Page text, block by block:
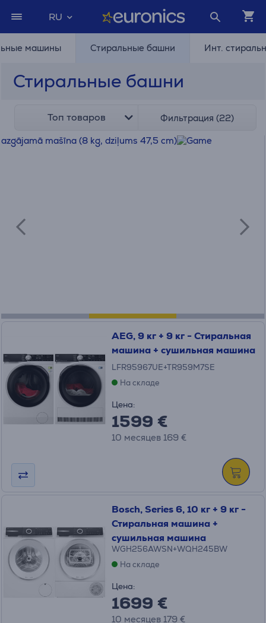
RU
машины Стиральные башни Инт.
Стиральные башни
Топ товаров Фильтрация (22)
AEG, 9 кг + 9 кг - Стиральная
машина + сушильная машина
LFR95967UE+TR959M7SE
На складе
Цена:
1599 €
10 месяцев 169 €
Bosch, Series 6, 10 кг + 9 кг -
Стиральная машина +
сушильная машина
WGH256AWSN+WQH245BW
На складе
Цена:
1699 €
10 месяцев 179 €